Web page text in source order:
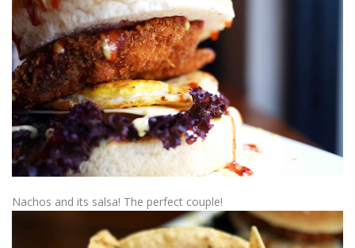
Nachos and its salsa! The perfect couple!